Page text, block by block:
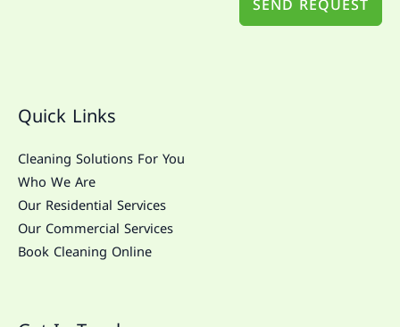
Quick Links
Cleaning Solutions For You
Who We Are
Our Residential Services
Our Commercial Services
Book Cleaning Online